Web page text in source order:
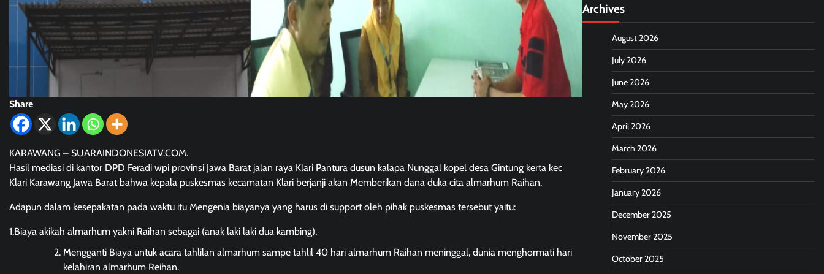
Share
KARAWANG – SUARAINDONESIATV.COM.
Hasil mediasi di kantor DPD Feradi wpi provinsi Jawa Barat jalan raya Klari Pantura dusun kalapa Nunggal kopel desa Gintung kerta kec
Klari Karawang Jawa Barat bahwa kepala puskesmas kecamatan Klari berjanji akan Memberikan dana duka cita almarhum Raihan.
Adapun dalam kesepakatan pada waktu itu Mengenia biayanya yang harus di support oleh pihak puskesmas tersebut yaitu:
1.Biaya akikah almarhum yakni Raihan sebagai (anak laki laki dua kambing),
Mengganti Biaya untuk acara tahlilan almarhum sampe tahlil 40 hari almarhum Raihan meninggal, dunia menghormati hari
kelahiran almarhum Reihan.
Archives
August 2026
July 2026
June 2026
May 2026
April 2026
March 2026
February 2026
January 2026
December 2025
November 2025
October 2025